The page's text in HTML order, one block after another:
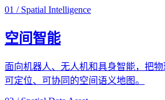
01 / Spatial Intelligence
空间智能
面向机器人、无人机和具身智能，把物
可定位、可协同的空间语义地图。